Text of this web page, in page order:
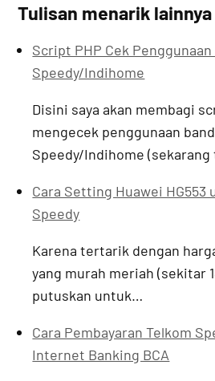
Tulisan menarik lainnya
Script PHP Cek Penggunaan
Speedy/Indihome
Disini saya akan membagi
mengecek penggunaan
Speedy/Indihome
Cara Setting Huawei HG553
Speedy
Karena tertarik dengan
yang murah meriah (sekitar
putuskan untuk…
Cara Pembayaran Telkom
Internet Banking BCA